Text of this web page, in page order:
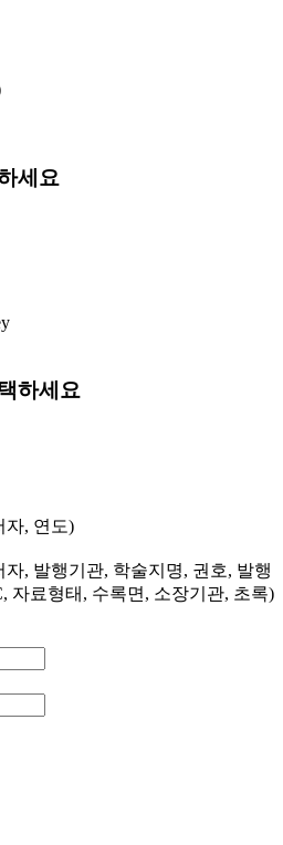
세요
하세요
자, 연도)
, 발행기관, 학술지명, 권호, 발행
자료형태, 수록면, 소장기관, 초록)